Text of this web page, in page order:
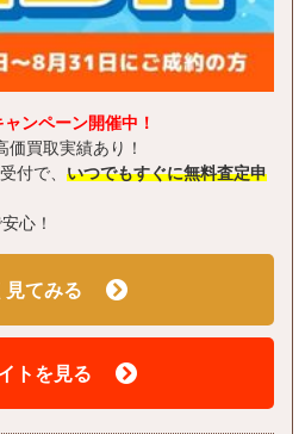
ンペーン開催中！
価買取実績あり！
付で、 いつでもすぐに無料査定申
心！
見てみる
トを見る